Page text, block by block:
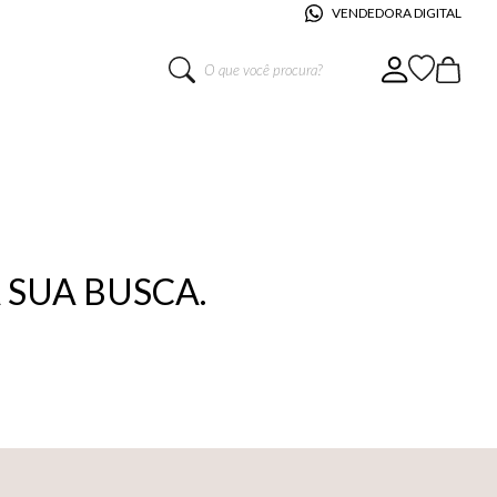
VENDEDORA DIGITAL
O que você procura?
BUSCA.